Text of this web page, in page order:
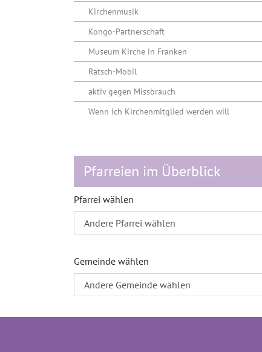
Kirchenmusik
Kongo-Partnerschaft
Museum Kirche in Franken
Ratsch-Mobil
aktiv gegen Missbrauch
Wenn ich Kirchenmitglied werden will
Pfarreien im Überblick
Pfarrei wählen
Gemeinde wählen